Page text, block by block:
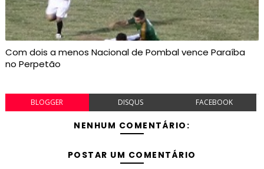
Com dois a menos Nacional de Pombal vence Paraíba
no Perpetão
BLOGGER DISQUS FACEBOOK
NENHUM COMENTÁRIO:
POSTAR UM COMENTÁRIO